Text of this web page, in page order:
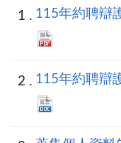
115年約聘辯
115年約聘辯